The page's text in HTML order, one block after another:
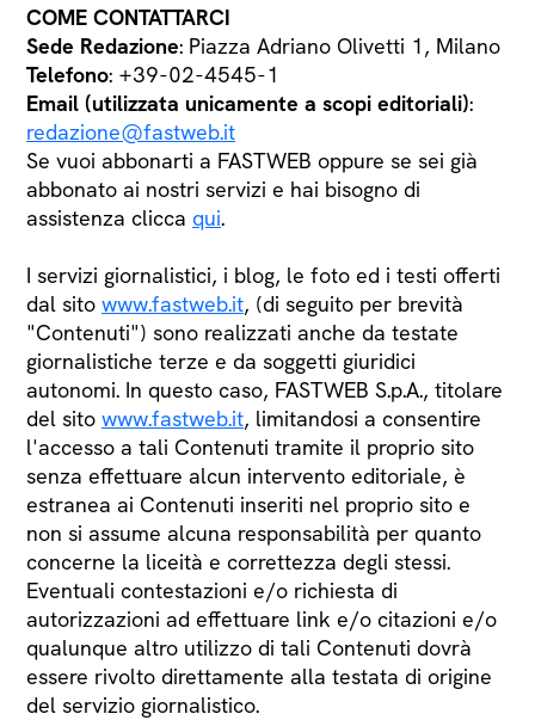
COME CONTATTARCI
Sede Redazione: Piazza Adriano Olivetti 1, Milano
Telefono: +39-02-4545-1
Email (utilizzata unicamente a scopi editoriali):
redazione@fastweb.it
Se vuoi abbonarti a FASTWEB oppure se sei già
abbonato ai nostri servizi e hai bisogno di
assistenza clicca qui.
I servizi giornalistici, i blog, le foto ed i testi offerti
dal sito www.fastweb.it, (di seguito per brevità
"Contenuti") sono realizzati anche da testate
giornalistiche terze e da soggetti giuridici
autonomi. In questo caso, FASTWEB S.p.A., titolare
del sito www.fastweb.it, limitandosi a consentire
l'accesso a tali Contenuti tramite il proprio sito
senza effettuare alcun intervento editoriale, è
estranea ai Contenuti inseriti nel proprio sito e
non si assume alcuna responsabilità per quanto
concerne la liceità e correttezza degli stessi.
Eventuali contestazioni e/o richiesta di
autorizzazioni ad effettuare link e/o citazioni e/o
qualunque altro utilizzo di tali Contenuti dovrà
essere rivolto direttamente alla testata di origine
del servizio giornalistico.